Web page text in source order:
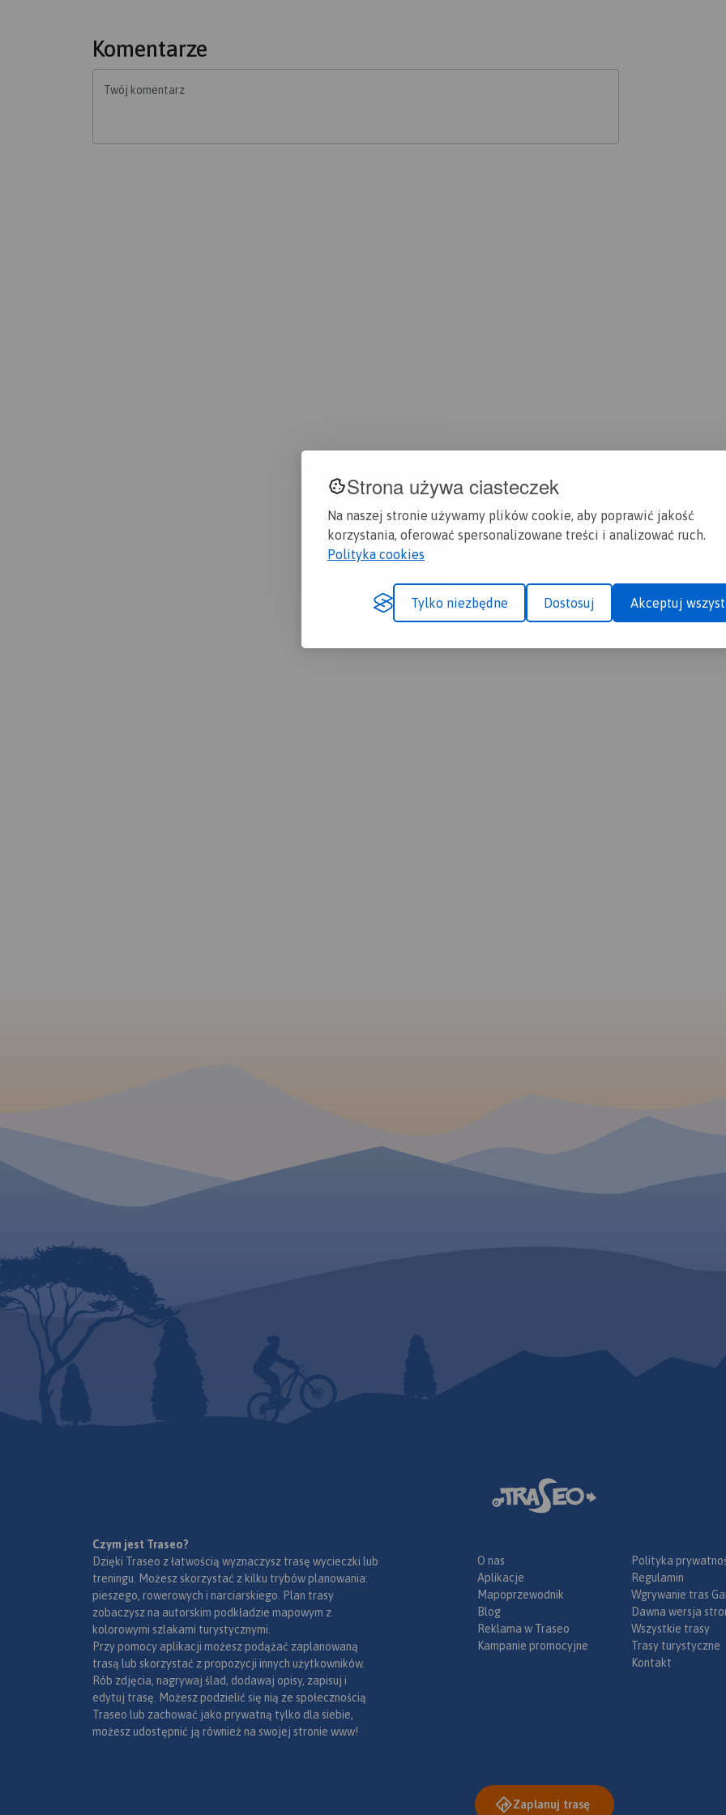
Strona używa ciasteczek
Na naszej stronie używamy plików cookie, aby poprawić jakość
korzystania, oferować spersonalizowane treści i analizować ruch.
Polityka cookies
Tylko niezbędne Dostosuj Akceptuj
Komentarze
Twój komentarz
Czym jest Traseo?
Dzięki Traseo z łatwością wyznaczysz trasę wycieczki lub
treningu. Możesz skorzystać z kilku trybów planowania:
pieszego, rowerowych i narciarskiego. Plan trasy
zobaczysz na autorskim podkładzie mapowym z
kolorowymi szlakami turystycznymi.
Przy pomocy aplikacji możesz podążać zaplanowaną
trasą lub skorzystać z propozycji innych użytkowników.
Rób zdjęcia, nagrywaj ślad, dodawaj opisy, zapisuj i
edytuj trasę. Możesz podzielić się nią ze społecznością
Traseo lub zachować jako prywatną tylko dla siebie,
możesz udostępnić ją również na swojej stronie www!
O nas
Aplikacje
Mapoprzewodnik
Blog
Reklama w Traseo
Kampanie promocyjne
Polityka
Regulamin
Wgrywanie tras
Dawna wersja
Wszystkie trasy
Trasy turystyczne
Kontakt
Zaplanuj trasę